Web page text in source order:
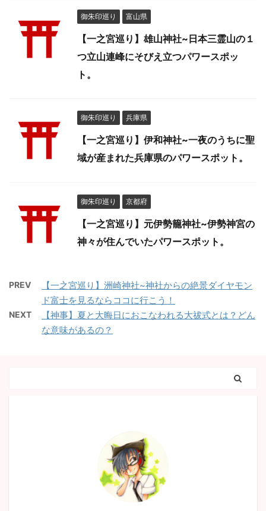
御朱印巡り 富山県
【一之宮巡り】雄山神社~日本三霊山の１
つ立山連峰にそびえ立つパワースポッ
ト。
御朱印巡り 兵庫県
【一之宮巡り】伊和神社~一夜のうちに聖
域が産まれた兵庫県のパワースポット。
御朱印巡り 京都府
【一之宮巡り】元伊勢籠神社~伊勢神宮の
神々が住んでいたパワースポット。
PREV
【一之宮巡り】洲崎神社~神社からの絶景ダイヤモン
ド富士を見るならココに行こう！
NEXT
【神事】夏と大晦日におこなわれる大祓式とは？どん
な意味があるの？